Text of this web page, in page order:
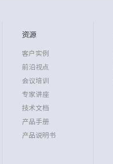
资源
客户实例
前沿视点
会议培训
专家讲座
技术文档
产品手册
产品说明书